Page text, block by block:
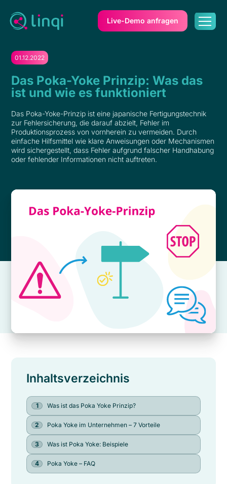
Live-Demo anfragen
01.12.2022
Das Poka-Yoke Prinzip: Was das
ist und wie es funktioniert
Das Poka-Yoke-Prinzip ist eine japanische Fertigungstechnik
zur Fehlersicherung, die darauf abzielt, Fehler im
Produktionsprozess von vornherein zu vermeiden. Durch
einfache Hilfsmittel wie klare Anweisungen oder Mechanismen
wird sichergestellt, dass Fehler aufgrund falscher Handhabung
oder fehlender Informationen nicht auftreten.
Inhaltsverzeichnis
Was ist das Poka Yoke Prinzip?
Poka Yoke im Unternehmen – 7 Vorteile
Was ist Poka Yoke: Beispiele
Poka Yoke – FAQ